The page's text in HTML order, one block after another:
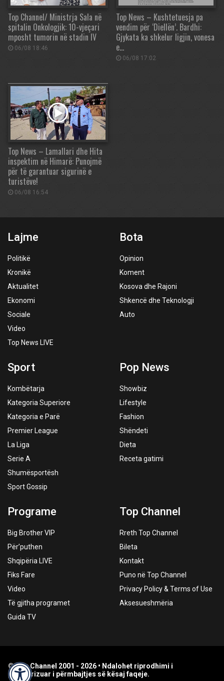
Top Channel/ Ministrja Sala në
spitalin Onkologjik: 10-vjeçari
mposht tumorin në stadin IV
06/08 18:46
Top News – Kushtetuesja pa
vendim për ‘Diellën’. Bardhi:
Gjykata ka shkelur ligjin, vonesa
e…
06/08 17:02
Top News – Lamallari dhe Hita
inspektim në Himarë: Punojmë
për të garantuar sigurinë e
turistëve!
06/08 16:54
Lajme
Politikë
Kronikë
Aktualitet
Ekonomi
Sociale
Video
Top News LIVE
Bota
Opinion
Koment
Kosova dhe Rajoni
Shkencë dhe Teknologji
Auto
Sport
Kombëtarja
Kategoria Superiore
Kategoria e Parë
Premier League
La Liga
Serie A
Shumësportësh
Sport Gossip
Pop News
Showbiz
Lifestyle
Fashion
Shëndeti
Dieta
Receta gatimi
Programe
Big Brother VIP
Për’puthen
Shqipëria LIVE
Fiks Fare
Video
Të gjitha programet
Guida TV
Top Channel
Rreth Top Channel
Bileta
Kontakt
Puno në Top Channel
Privacy Policy & Terms of Use
Aksesueshmëria
© Top Channel 2001 - 2026 • Ndalohet riprodhimi i
paautorizuar i përmbajtjes së kësaj faqeje.